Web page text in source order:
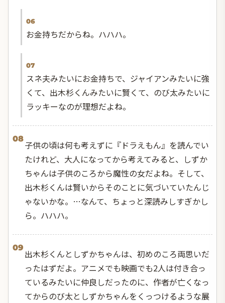
06
お金持ちだからね。ハハハ。
07
スネ夫みたいにお金持ちで、ジャイアンみたいに強
くて、出木杉くんみたいに賢くて、のび太みたいに
ラッキーなのが理想だよね。
08
子供の頃は何も考えずに『ドラえもん』を読んでい
たけれど、大人になってから考えてみると、しずか
ちゃんは子供のころから魔性の女だよね。そして、
出木杉くんは賢いからそのことに気づいていたんじ
ゃないかな。…なんて、ちょっと深読みしすぎかし
ら。ハハハ。
09
出木杉くんとしずかちゃんは、初めのころ両思いだ
ったはずだよ。アニメでも映画でも2人は付き合っ
ているみたいに仲良しだったのに、作者が亡くなっ
てからのび太としずかちゃんをくっつけるような展